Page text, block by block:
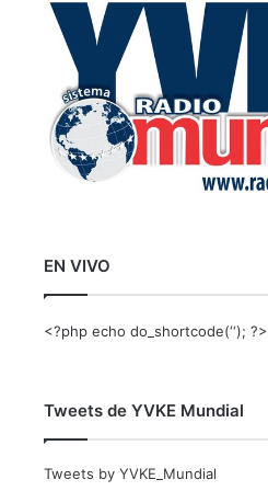
EN VIVO
<?php echo do_shortcode(‘‘); ?>
Tweets de YVKE Mundial
Tweets by YVKE_Mundial